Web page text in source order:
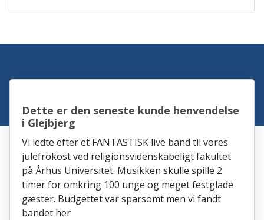
Dette er den seneste kunde henvendelse
i Glejbjerg
Vi ledte efter et FANTASTISK live band til vores
julefrokost ved religionsvidenskabeligt fakultet
på Århus Universitet. Musikken skulle spille 2
timer for omkring 100 unge og meget festglade
gæster. Budgettet var sparsomt men vi fandt
bandet her